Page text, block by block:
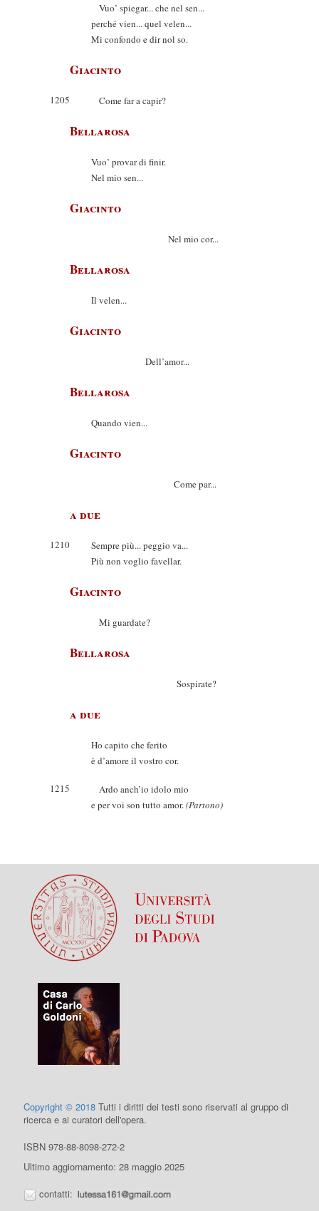
Vuo’ spiegar... che nel sen...
perché vien... quel velen...
Mi confondo e dir nol so.
Giacinto
1205 Come far a capir?
Bellarosa
Vuo’ provar di finir.
Nel mio sen...
Giacinto
Nel mio cor...
Bellarosa
Il velen...
Giacinto
Dell’amor...
Bellarosa
Quando vien...
Giacinto
Come par...
a due
1210
Sempre più... peggio va...
Più non voglio favellar.
Giacinto
Mi guardate?
Bellarosa
Sospirate?
a due
Ho capito che ferito
è d’amore il vostro cor.
1215
Ardo anch’io idolo mio
e per voi son tutto amor.(Partono)
Copyright © 2018 Tutti i diritti dei testi sono riservati al gruppo di
ricerca e ai curatori dell'opera.
ISBN 978-88-8098-272-2
Ultimo aggiornamento: 28 maggio 2025
contatti: